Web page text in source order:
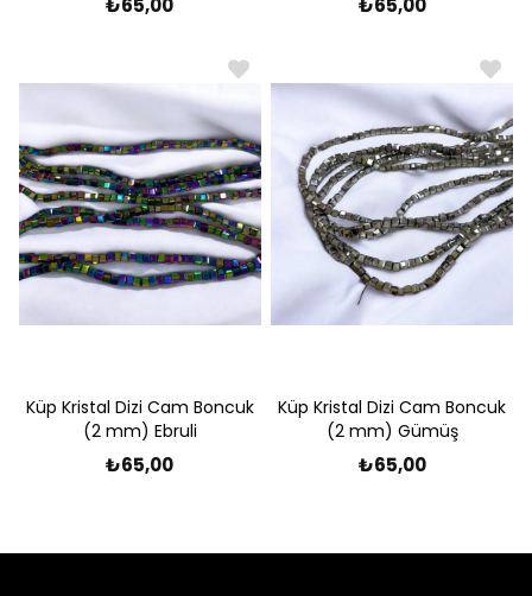
₺65,00 ₺65,00
Küp Kristal Dizi Cam Boncuk
(2 mm) Ebruli
₺65,00
Küp Kristal Dizi Cam Boncuk
(2 mm) Gümüş
₺65,00